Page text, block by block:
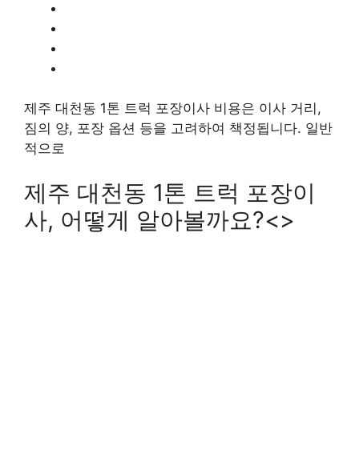
제주 대천동 1톤 트럭 포장이사 비용은 이사 거리,
짐의 양, 포장 옵션 등을 고려하여 책정됩니다. 일반
적으로
제주 대천동 1톤 트럭 포장이
사, 어떻게 알아볼까요?<>